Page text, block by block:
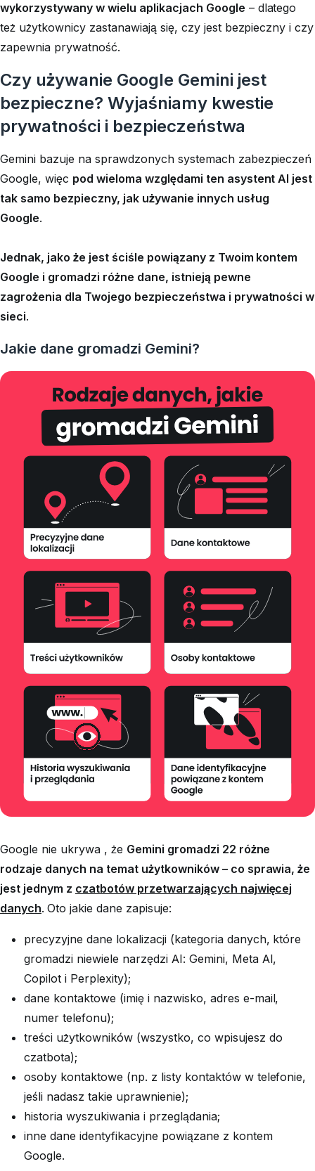
wykorzystywany w wielu aplikacjach Google – dlatego
też użytkownicy zastanawiają się, czy jest bezpieczny i czy
zapewnia prywatność.
Czy używanie Google Gemini jest
bezpieczne? Wyjaśniamy kwestie
prywatności i bezpieczeństwa
Gemini bazuje na sprawdzonych systemach zabezpieczeń
Google, więc pod wieloma względami ten asystent AI jest
tak samo bezpieczny, jak używanie innych usług
Google.
Jednak, jako że jest ściśle powiązany z Twoim kontem
Google i gromadzi różne dane, istnieją pewne
zagrożenia dla Twojego bezpieczeństwa i prywatności w
sieci.
Jakie dane gromadzi Gemini?
Google nie ukrywa , że Gemini gromadzi 22 różne
rodzaje danych na temat użytkowników – co sprawia, że
jest jednym z czatbotów przetwarzających najwięcej
danych. Oto jakie dane zapisuje:
precyzyjne dane lokalizacji (kategoria danych, które
gromadzi niewiele narzędzi AI: Gemini, Meta AI,
Copilot i Perplexity);
dane kontaktowe (imię i nazwisko, adres e-mail,
numer telefonu);
treści użytkowników (wszystko, co wpisujesz do
czatbota);
osoby kontaktowe (np. z listy kontaktów w telefonie,
jeśli nadasz takie uprawnienie);
historia wyszukiwania i przeglądania;
inne dane identyfikacyjne powiązane z kontem
Google.